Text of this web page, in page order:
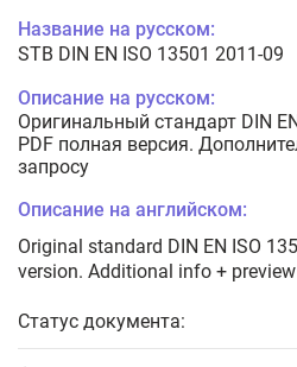
Название на русском:
STB DIN EN ISO 13501 2011-09
Описание на русском:
Оригинальный стандарт DIN
PDF полная версия.
запросу
Описание на английском:
Original standard DIN EN ISO
version. Additional info +
Статус документа: